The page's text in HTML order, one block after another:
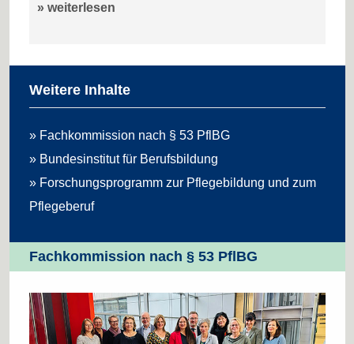
» weiterlesen
Weitere Inhalte
» Fachkommission nach § 53 PflBG
» Bundesinstitut für Berufsbildung
» Forschungsprogramm zur Pflegebildung und zum
Pflegeberuf
Fachkommission nach § 53 PflBG